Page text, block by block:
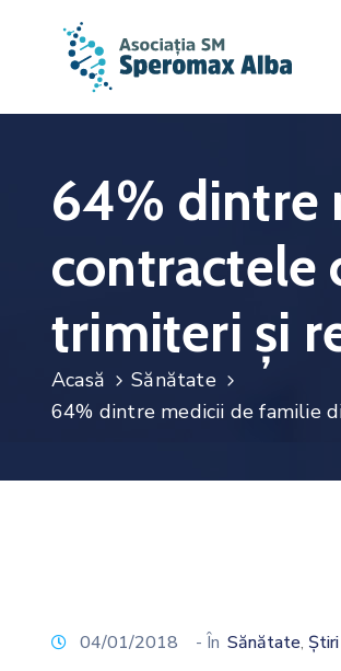
64% dintre
contractele
trimiteri și
Acasă
Sănătate
64% dintre medicii de familie
04/01/2018 - În Sănătate‚ Știri